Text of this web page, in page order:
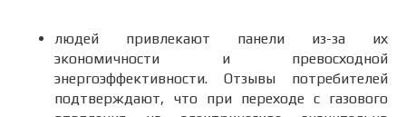
людей привлекают панели из-за их
экономичности и превосходной
энергоэффективности. Отзывы потребителей
подтверждают, что при переходе с газового